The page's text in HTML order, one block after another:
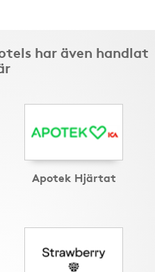
har även handlat
Apotek Hjärtat